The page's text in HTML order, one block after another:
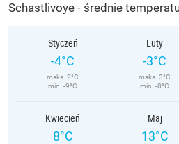
Schastlivoye - średnie
Styczeń
-4°C
maks. 2°C
min. -9°C
Luty
-3°C
maks. 3°C
min. -8°C
Kwiecień
8°C
Maj
13°C